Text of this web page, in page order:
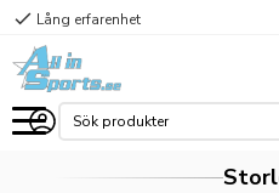
Meny
check Lång erfarenhet